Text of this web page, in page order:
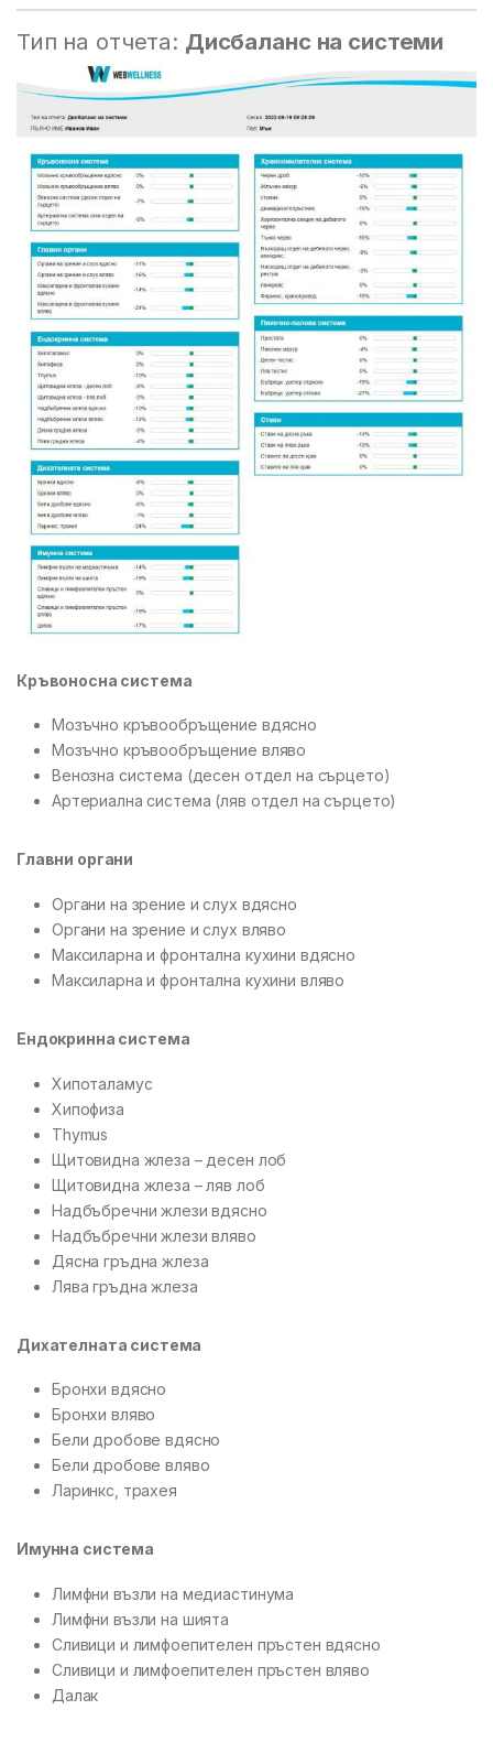
Тип на отчета: Дисбаланс на системи
Кръвоносна система
Мозъчно кръвообръщение вдясно
Мозъчно кръвообръщение вляво
Венозна система (десен отдел на сърцето)
Артериална система (ляв отдел на сърцето)
Главни органи
Органи на зрение и слух вдясно
Органи на зрение и слух вляво
Максиларна и фронтална кухини вдясно
Максиларна и фронтална кухини вляво
Ендокринна система
Хипоталамус
Хипофиза
Thymus
Щитовидна жлеза – десен лоб
Щитовидна жлеза – ляв лоб
Надбъбречни жлези вдясно
Надбъбречни жлези вляво
Дясна гръдна жлеза
Лява гръдна жлеза
Дихателната система
Бронхи вдясно
Бронхи вляво
Бели дробове вдясно
Бели дробове вляво
Ларинкс, трахея
Имунна система
Лимфни възли на медиастинума
Лимфни възли на шията
Сливици и лимфоепителен пръстен вдясно
Сливици и лимфоепителен пръстен вляво
Далак